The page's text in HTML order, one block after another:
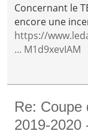
Concernant le
encore une
https://
... M1d9xevIAM
Re: Coupe
2019-2020